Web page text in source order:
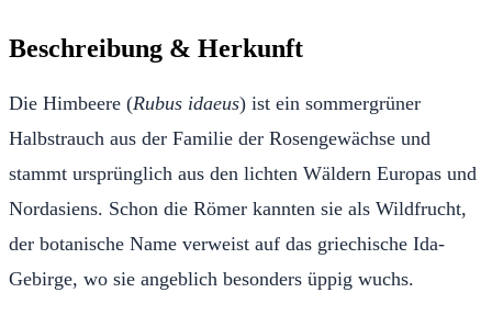
Beschreibung & Herkunft
Die Himbeere (Rubus idaeus) ist ein sommergrüner
Halbstrauch aus der Familie der Rosengewächse und
stammt ursprünglich aus den lichten Wäldern Europas und
Nordasiens. Schon die Römer kannten sie als Wildfrucht,
der botanische Name verweist auf das griechische Ida-
Gebirge, wo sie angeblich besonders üppig wuchs.